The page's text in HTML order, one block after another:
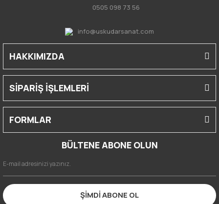
0505 098 73 56
info@uskudarsanat.com
HAKKIMIZDA
SİPARİŞ İŞLEMLERİ
FORMLAR
BÜLTENE ABONE OLUN
ŞİMDİ ABONE OL